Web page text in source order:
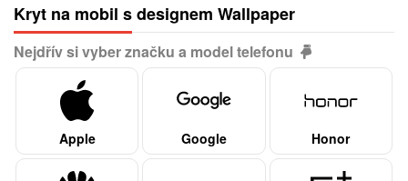
Kryt na mobil s designem Wallpaper
Nejdřív si vyber značku a model telefonu
Apple Google Honor